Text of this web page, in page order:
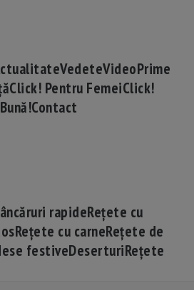
VedeteVideoPrime
Click! Pentru FemeiClick!
Contact
rapideRețete cu
Rețete cu carneRețete de
festiveDeserturiRețete